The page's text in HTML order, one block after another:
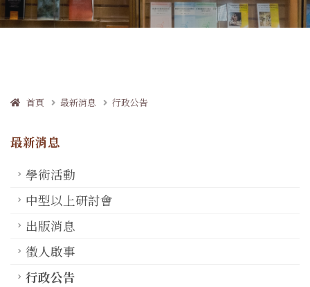
首頁 最新消息 行政公告
最新消息
學術活動
中型以上研討會
出版消息
徵人啟事
行政公告